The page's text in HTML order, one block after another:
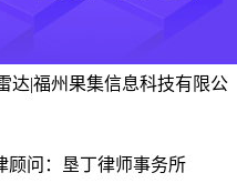
达|福州果集信息科技有限公
顾问：垦丁律师事务所